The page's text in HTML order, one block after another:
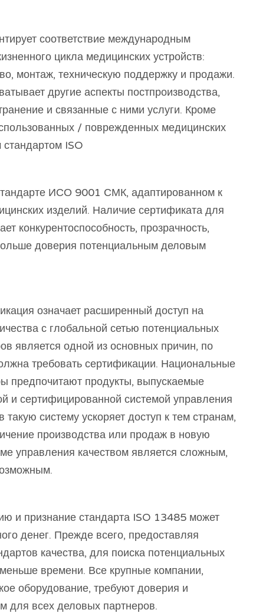
соответствие международным
цикла медицинских устройств:
монтаж, техническую поддержку и продажи.
другие аспекты постпроизводства,
и связанные с ними услуги. Кроме
/ поврежденных медицинских
стандартом ISO
ИСО 9001 СМК, адаптированном к
изделий. Наличие сертификата для
конкурентоспособность, прозрачность,
доверия потенциальным деловым
означает расширенный доступ на
с глобальной сетью потенциальных
является одной из основных причин, по
требовать сертификации. Национальные
предпочитают продукты, выпускаемые
и сертифицированной системой управления
​​систему ускоряет доступ к тем странам,
производства или продаж в новую
управления качеством является сложным,
и признание стандарта ISO 13485 может
денег. Прежде всего, предоставляя
качества, для поиска потенциальных
меньше времени. Все крупные компании,
оборудование, требуют доверия и
для всех деловых партнеров.